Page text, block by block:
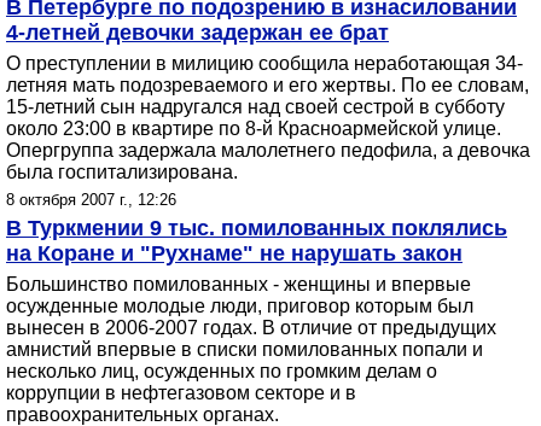
В Петербурге по подозрению в изнасиловании
4-летней девочки задержан ее брат
О преступлении в милицию сообщила неработающая 34-
летняя мать подозреваемого и его жертвы. По ее словам,
15-летний сын надругался над своей сестрой в субботу
около 23:00 в квартире по 8-й Красноармейской улице.
Опергруппа задержала малолетнего педофила, а девочка
была госпитализирована.
8 октября 2007 г., 12:26
В Туркмении 9 тыс. помилованных поклялись
на Коране и "Рухнаме" не нарушать закон
Большинство помилованных - женщины и впервые
осужденные молодые люди, приговор которым был
вынесен в 2006-2007 годах. В отличие от предыдущих
амнистий впервые в списки помилованных попали и
несколько лиц, осужденных по громким делам о
коррупции в нефтегазовом секторе и в
правоохранительных органах.